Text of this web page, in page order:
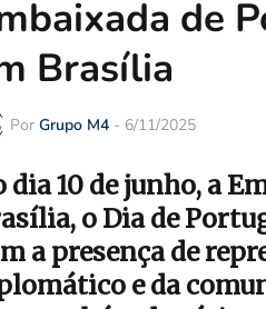
de
Brasília
Por Grupo M4 - 6/11/2025
dia 10 de junho, a
o Dia de
a presença de
e da